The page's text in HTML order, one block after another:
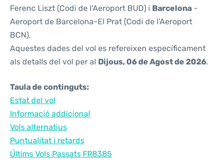
Ferenc Liszt (Codi de l'Aeroport BUD) i Barcelona -
Aeroport de Barcelona-El Prat (Codi de l'Aeroport
BCN).
Aquestes dades del vol es refereixen específicament
als detalls del vol per al Dijous, 06 de Agost de 2026.
Taula de continguts:
Estat del vol
Informació addicional
Vols alternatius
Puntualitat i retards
Últims Vols Passats FR8385